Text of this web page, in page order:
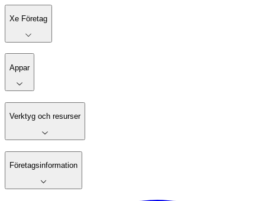
Xe Företag
Appar
Verktyg och resurser
Företagsinformation